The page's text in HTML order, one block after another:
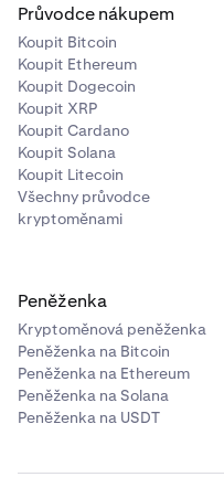
Průvodce nákupem
Koupit Bitcoin
Koupit Ethereum
Koupit Dogecoin
Koupit XRP
Koupit Cardano
Koupit Solana
Koupit Litecoin
Všechny průvodce
kryptoměnami
Peněženka
Kryptoměnová peněženka
Peněženka na Bitcoin
Peněženka na Ethereum
Peněženka na Solana
Peněženka na USDT